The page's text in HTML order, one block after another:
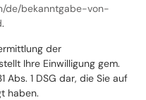
de/bekanntgabe-von-
.
der
Ihre Einwilligung gem.
Abs. 1 DSG dar, die Sie auf
haben.